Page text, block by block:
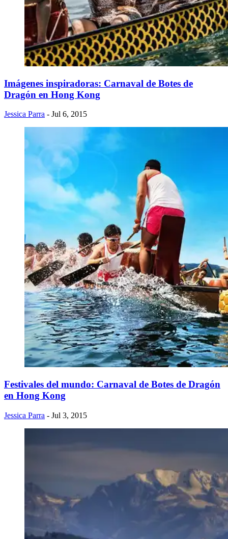
Imágenes inspiradoras: Carnaval de Botes de
Dragón en Hong Kong
Jessica Parra - Jul 6, 2015
Festivales del mundo: Carnaval de Botes de Dragón
en Hong Kong
Jessica Parra - Jul 3, 2015